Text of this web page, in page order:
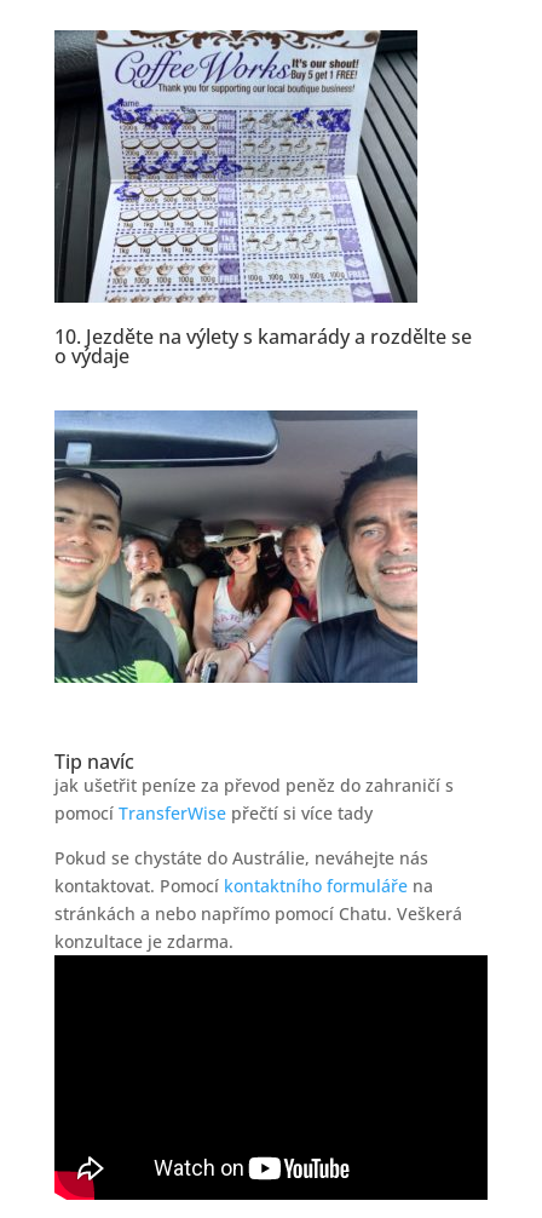
10. Jezděte na výlety s kamarády a rozdělte se
o výdaje
Tip navíc
jak ušetřit peníze za převod peněz do zahraničí s
pomocí TransferWisepřečtí si více tady
Pokud se chystáte do Austrálie, neváhejte nás
kontaktovat. Pomocí kontaktního formulářena
stránkách a nebo napřímo pomocí Chatu. Veškerá
konzultace je zdarma.